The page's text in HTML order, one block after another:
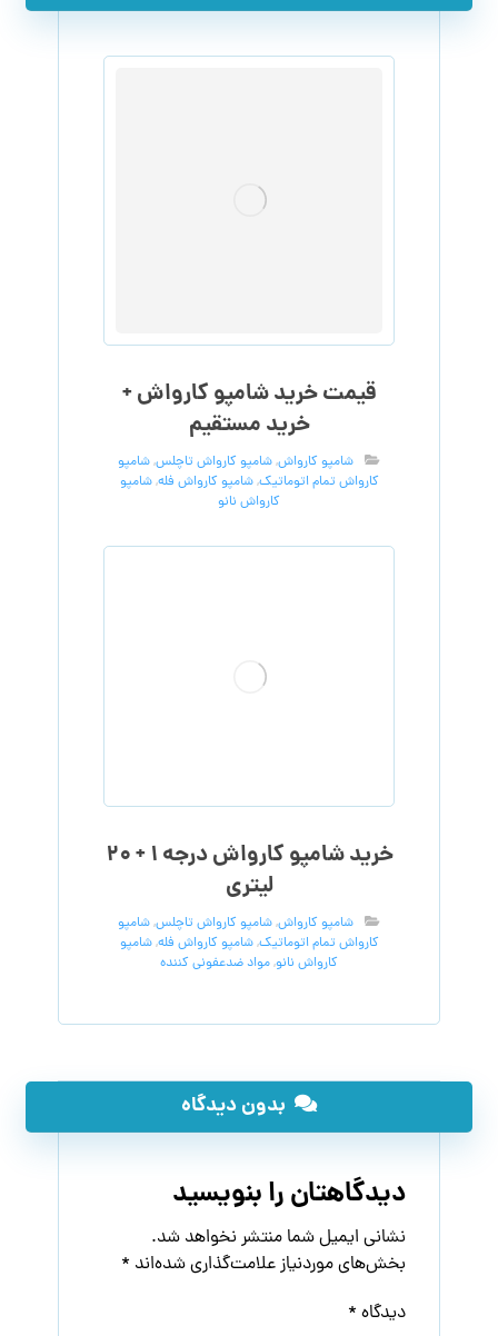
قیمت خرید شامپو کارواش +
خرید مستقیم
شامپو کارواش,شامپو کارواش تاچلس,شامپو
کارواش تمام اتوماتیک,شامپو کارواش فله,شامپو
کارواش نانو
خرید شامپو کارواش درجه ۱ + ۲۰
لیتری
شامپو کارواش,شامپو کارواش تاچلس,شامپو
کارواش تمام اتوماتیک,شامپو کارواش فله,شامپو
کارواش نانو,مواد ضدعفونی کننده
بدون دیدگاه
دیدگاهتان را بنویسید
نشانی ایمیل شما منتشر نخواهد شد.
بخش‌های موردنیاز علامت‌گذاری شده‌اند *
دیدگاه *